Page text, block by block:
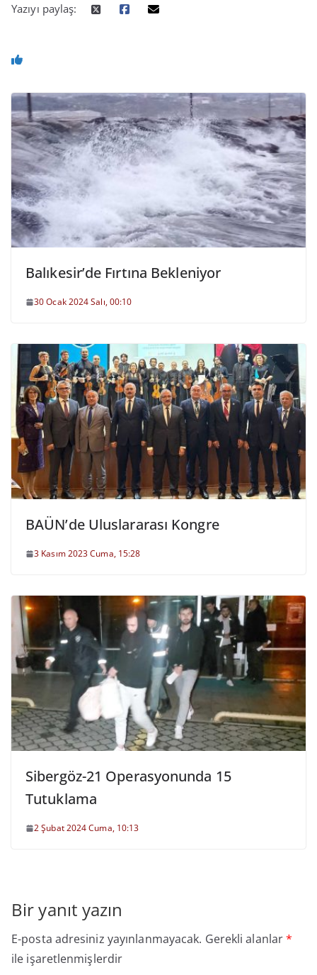
Yazıyı paylaş:
Balıkesir’de Fırtına Bekleniyor
30 Ocak 2024 Salı, 00:10
BAÜN’de Uluslararası Kongre
3 Kasım 2023 Cuma, 15:28
Sibergöz-21 Operasyonunda 15
Tutuklama
2 Şubat 2024 Cuma, 10:13
Bir yanıt yazın
E-posta adresiniz yayınlanmayacak. Gerekli alanlar*
ile işaretlenmişlerdir